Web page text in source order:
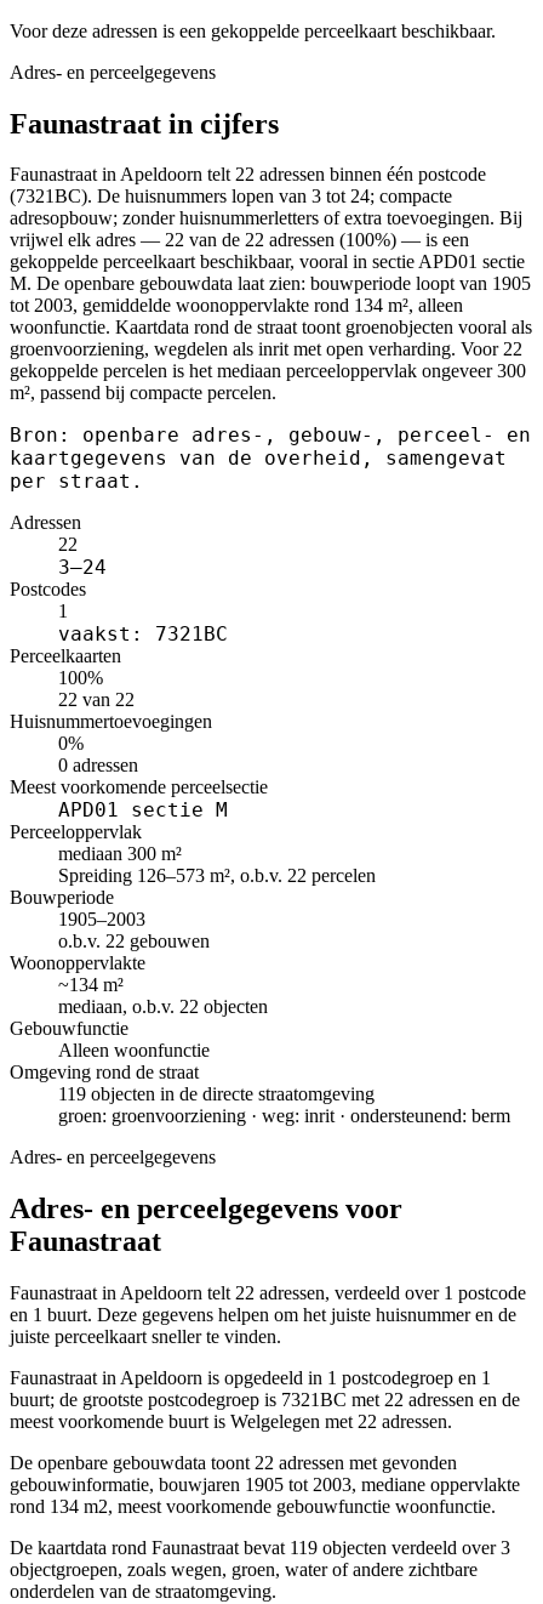
Voor deze adressen is een gekoppelde perceelkaart beschikbaar.
Adres- en perceelgegevens
Faunastraat in cijfers
Faunastraat in Apeldoorn telt 22 adressen binnen één postcode
(7321BC). De huisnummers lopen van 3 tot 24; compacte
adresopbouw; zonder huisnummerletters of extra toevoegingen. Bij
vrijwel elk adres — 22 van de 22 adressen (100%) — is een
gekoppelde perceelkaart beschikbaar, vooral in sectie APD01 sectie
M. De openbare gebouwdata laat zien: bouwperiode loopt van 1905
tot 2003, gemiddelde woonoppervlakte rond 134 m², alleen
woonfunctie. Kaartdata rond de straat toont groenobjecten vooral als
groenvoorziening, wegdelen als inrit met open verharding. Voor 22
gekoppelde percelen is het mediaan perceeloppervlak ongeveer 300
m², passend bij compacte percelen.
Bron: openbare adres-, gebouw-, perceel- en
kaartgegevens van de overheid, samengevat
per straat.
Adressen
22
3–24
Postcodes
1
vaakst: 7321BC
Perceelkaarten
100%
22 van 22
Huisnummertoevoegingen
0%
0 adressen
Meest voorkomende perceelsectie
APD01 sectie M
Perceeloppervlak
mediaan 300 m²
Spreiding 126–573 m², o.b.v. 22 percelen
Bouwperiode
1905–2003
o.b.v. 22 gebouwen
Woonoppervlakte
~134 m²
mediaan, o.b.v. 22 objecten
Gebouwfunctie
Alleen woonfunctie
Omgeving rond de straat
119 objecten in de directe straatomgeving
groen: groenvoorziening · weg: inrit · ondersteunend: berm
Adres- en perceelgegevens
Adres- en perceelgegevens voor
Faunastraat
Faunastraat in Apeldoorn telt 22 adressen, verdeeld over 1 postcode
en 1 buurt. Deze gegevens helpen om het juiste huisnummer en de
juiste perceelkaart sneller te vinden.
Faunastraat in Apeldoorn is opgedeeld in 1 postcodegroep en 1
buurt; de grootste postcodegroep is 7321BC met 22 adressen en de
meest voorkomende buurt is Welgelegen met 22 adressen.
De openbare gebouwdata toont 22 adressen met gevonden
gebouwinformatie, bouwjaren 1905 tot 2003, mediane oppervlakte
rond 134 m2, meest voorkomende gebouwfunctie woonfunctie.
De kaartdata rond Faunastraat bevat 119 objecten verdeeld over 3
objectgroepen, zoals wegen, groen, water of andere zichtbare
onderdelen van de straatomgeving.